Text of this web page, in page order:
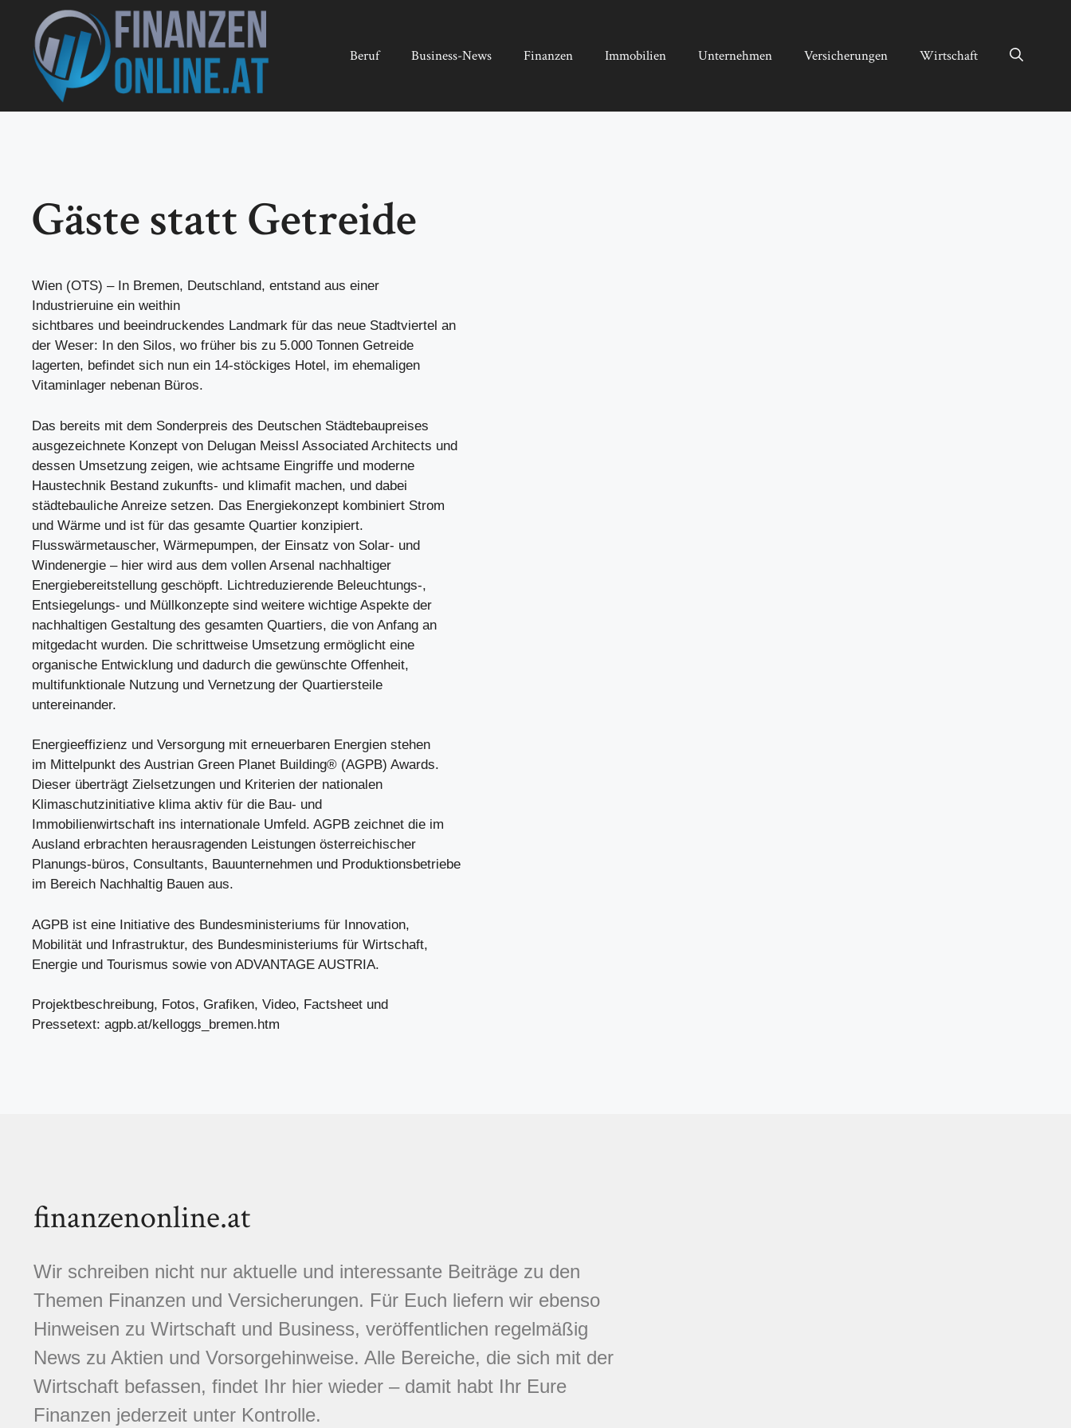
springen
Beruf Business-News Finanzen Immobilien Unternehmen Versicherungen Wirtschaft
Gäste statt Getreide
Wien (OTS) – In Bremen, Deutschland, entstand aus einer
Industrieruine ein weithin
sichtbares und beeindruckendes Landmark für das neue Stadtviertel an
der Weser: In den Silos, wo früher bis zu 5.000 Tonnen Getreide
lagerten, befindet sich nun ein 14-stöckiges Hotel, im ehemaligen
Vitaminlager nebenan Büros.
Das bereits mit dem Sonderpreis des Deutschen Städtebaupreises
ausgezeichnete Konzept von Delugan Meissl Associated Architects und
dessen Umsetzung zeigen, wie achtsame Eingriffe und moderne
Haustechnik Bestand zukunfts- und klimafit machen, und dabei
städtebauliche Anreize setzen. Das Energiekonzept kombiniert Strom
und Wärme und ist für das gesamte Quartier konzipiert.
Flusswärmetauscher, Wärmepumpen, der Einsatz von Solar- und
Windenergie – hier wird aus dem vollen Arsenal nachhaltiger
Energiebereitstellung geschöpft. Lichtreduzierende Beleuchtungs-,
Entsiegelungs- und Müllkonzepte sind weitere wichtige Aspekte der
nachhaltigen Gestaltung des gesamten Quartiers, die von Anfang an
mitgedacht wurden. Die schrittweise Umsetzung ermöglicht eine
organische Entwicklung und dadurch die gewünschte Offenheit,
multifunktionale Nutzung und Vernetzung der Quartiersteile
untereinander.
Energieeffizienz und Versorgung mit erneuerbaren Energien stehen
im Mittelpunkt des Austrian Green Planet Building® (AGPB) Awards.
Dieser überträgt Zielsetzungen und Kriterien der nationalen
Klimaschutzinitiative klima aktiv für die Bau- und
Immobilienwirtschaft ins internationale Umfeld. AGPB zeichnet die im
Ausland erbrachten herausragenden Leistungen österreichischer
Planungs-büros, Consultants, Bauunternehmen und Produktionsbetriebe
im Bereich Nachhaltig Bauen aus.
AGPB ist eine Initiative des Bundesministeriums für Innovation,
Mobilität und Infrastruktur, des Bundesministeriums für Wirtschaft,
Energie und Tourismus sowie von ADVANTAGE AUSTRIA.
Projektbeschreibung, Fotos, Grafiken, Video, Factsheet und
Pressetext: agpb.at/kelloggs_bremen.htm
finanzenonline.at
Wir schreiben nicht nur aktuelle und interessante Beiträge zu den
Themen Finanzen und Versicherungen. Für Euch liefern wir ebenso
Hinweisen zu Wirtschaft und Business, veröffentlichen regelmäßig
News zu Aktien und Vorsorgehinweise. Alle Bereiche, die sich mit der
Wirtschaft befassen, findet Ihr hier wieder – damit habt Ihr Eure
Finanzen jederzeit unter Kontrolle.